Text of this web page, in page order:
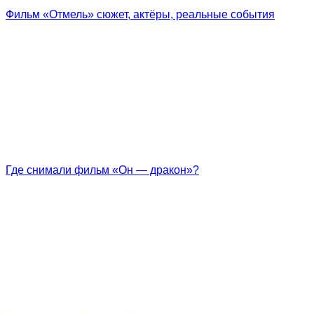
Фильм «Отмель» сюжет, актёры, реальные события
Где снимали фильм «Он — дракон»?